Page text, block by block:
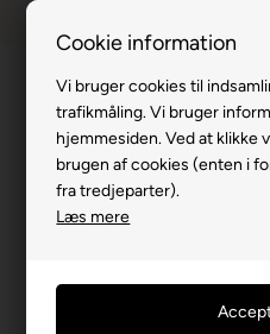
Cookie information
Vi bruger cookies til
trafikmåling. Vi bruger
hjemmesiden. Ved at klikke
brugen af cookies (enten i
fra tredjeparter).
Læs mere
Du er her: Inspiration og guides
Guides og vedligeholdelse